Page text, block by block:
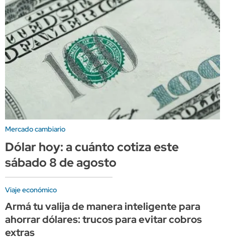
Mercado cambiario
Dólar hoy: a cuánto cotiza este
sábado 8 de agosto
Viaje económico
Armá tu valija de manera inteligente para
ahorrar dólares: trucos para evitar cobros
extras